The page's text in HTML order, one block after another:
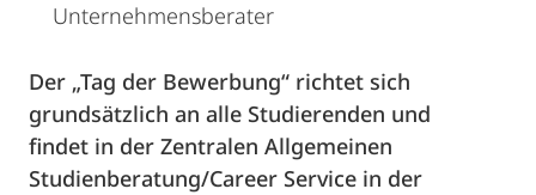
Unternehmensberater
Der „Tag der Bewerbung“ richtet sich
grundsätzlich an alle Studierenden und
findet in der Zentralen Allgemeinen
Studienberatung/Career Service in der